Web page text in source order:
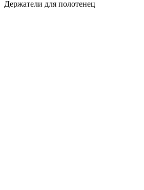
Держатели для полотенец